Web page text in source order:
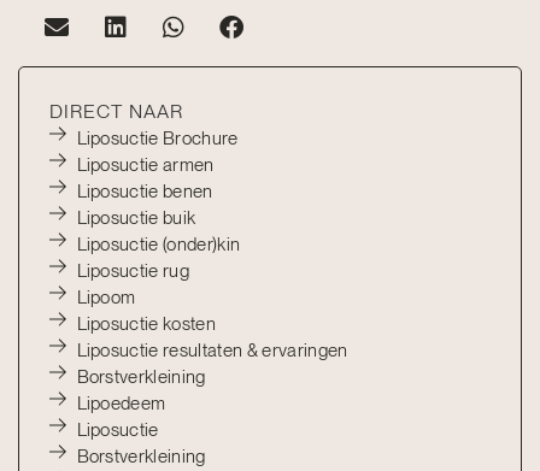
DIRECT NAAR
Liposuctie Brochure
Liposuctie armen
Liposuctie benen
Liposuctie buik
Liposuctie (onder)kin
Liposuctie rug
Lipoom
Liposuctie kosten
Liposuctie resultaten & ervaringen
Borstverkleining
Lipoedeem
Liposuctie
Borstverkleining